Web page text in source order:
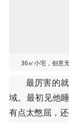
36㎡小宅，创意
最厉害的
域。最初见他
有点太憋屈，